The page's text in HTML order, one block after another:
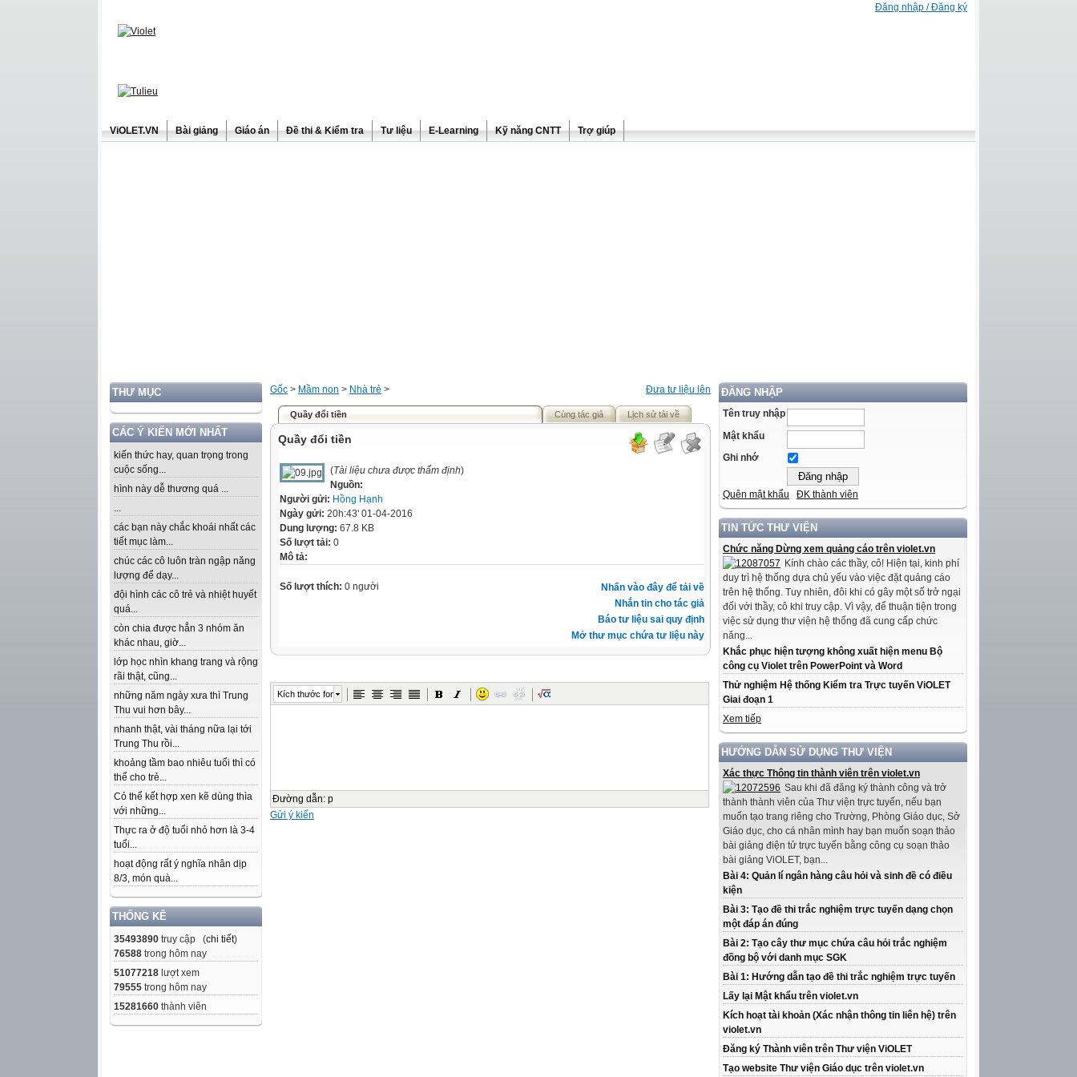
Đăng nhập / Đăng ký
ViOLET.VN Bài giảng Giáo án Đề thi & Kiểm tra Tư liệu E-Learning Kỹ năng CNTT Trợ giúp
THƯ MỤC
CÁC Ý KIẾN MỚI NHẤT
kiến thức hay, quan trọng trong
cuộc sống...
hình này dễ thương quá ...
...
các bạn này chắc khoái nhất các
tiết mục làm...
chúc các cô luôn tràn ngập năng
lượng để dạy...
đội hình các cô trẻ và nhiệt huyết
quá...
còn chia được hẳn 3 nhóm ăn
khác nhau, giờ...
lớp học nhìn khang trang và rộng
rãi thật, cũng...
những năm ngày xưa thì Trung
Thu vui hơn bây...
nhanh thật, vài tháng nữa lại tới
Trung Thu rồi...
khoảng tầm bao nhiêu tuổi thì có
thể cho trẻ...
Có thể kết hợp xen kẽ dùng thìa
với những...
Thực ra ở độ tuổi nhỏ hơn là 3-4
tuổi...
hoạt động rất ý nghĩa nhân dịp
8/3, món quà...
THỐNG KÊ
35493890 truy cập (chi tiết)
76588 trong hôm nay
51077218 lượt xem
79555 trong hôm nay
15281660 thành viên
ĐĂNG NHẬP
Tên truy nhập
Mật khẩu
Ghi nhớ
Quên mật khẩu ĐK thành viên
TIN TỨC THƯ VIỆN
Chức năng Dừng xem quảng cáo trên violet.vn
Kính chào các thầy, cô! Hiện tại, kinh phí
duy trì hệ thống dựa chủ yếu vào việc đặt quảng cáo
trên hệ thống. Tuy nhiên, đôi khi có gây một số trở ngại
đối với thầy, cô khi truy cập. Vì vậy, để thuận tiện trong
việc sử dụng thư viện hệ thống đã cung cấp chức
năng...
Khắc phục hiện tượng không xuất hiện menu Bộ
công cụ Violet trên PowerPoint và Word
Thử nghiệm Hệ thống Kiểm tra Trực tuyến ViOLET
Giai đoạn 1
Xem tiếp
HƯỚNG DẪN SỬ DỤNG THƯ VIỆN
Xác thực Thông tin thành viên trên violet.vn
Sau khi đã đăng ký thành công và trở
thành thành viên của Thư viện trực tuyến, nếu bạn
muốn tạo trang riêng cho Trường, Phòng Giáo dục, Sở
Giáo dục, cho cá nhân mình hay bạn muốn soạn thảo
bài giảng điện tử trực tuyến bằng công cụ soạn thảo
bài giảng ViOLET, bạn...
Bài 4: Quản lí ngân hàng câu hỏi và sinh đề có điều
kiện
Bài 3: Tạo đề thi trắc nghiệm trực tuyến dạng chọn
một đáp án đúng
Bài 2: Tạo cây thư mục chứa câu hỏi trắc nghiệm
đồng bộ với danh mục SGK
Bài 1: Hướng dẫn tạo đề thi trắc nghiệm trực tuyến
Lấy lại Mật khẩu trên violet.vn
Kích hoạt tài khoản (Xác nhận thông tin liên hệ) trên
violet.vn
Đăng ký Thành viên trên Thư viện ViOLET
Tạo website Thư viện Giáo dục trên violet.vn
Đưa tư liệu lên
Gốc > Mầm non > Nhà trẻ >
Quầy đổi tiền Cùng tác giả Lịch sử tải về
Quầy đổi tiền
(Tài liệu chưa được thẩm định)
Nguồn:
Người gửi: Hồng Hạnh
Ngày gửi: 20h:43' 01-04-2016
Dung lượng: 67.8 KB
Số lượt tải: 0
Mô tả:
Nhấn vào đây để tải về
Nhắn tin cho tác giả
Báo tư liệu sai quy định
Mở thư mục chứa tư liệu này
Số lượt thích: 0 người
Kích thước font
Đường dẫn: p
Gửi ý kiến